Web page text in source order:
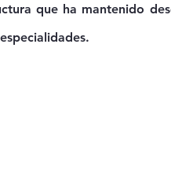
que ha mantenido